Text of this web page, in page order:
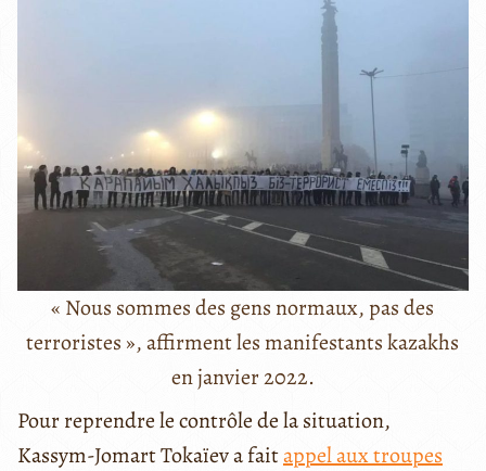
« Nous sommes des gens normaux, pas des
terroristes », affirment les manifestants kazakhs
en janvier 2022.
Pour reprendre le contrôle de la situation,
Kassym-Jomart Tokaïev a faitappel aux troupes